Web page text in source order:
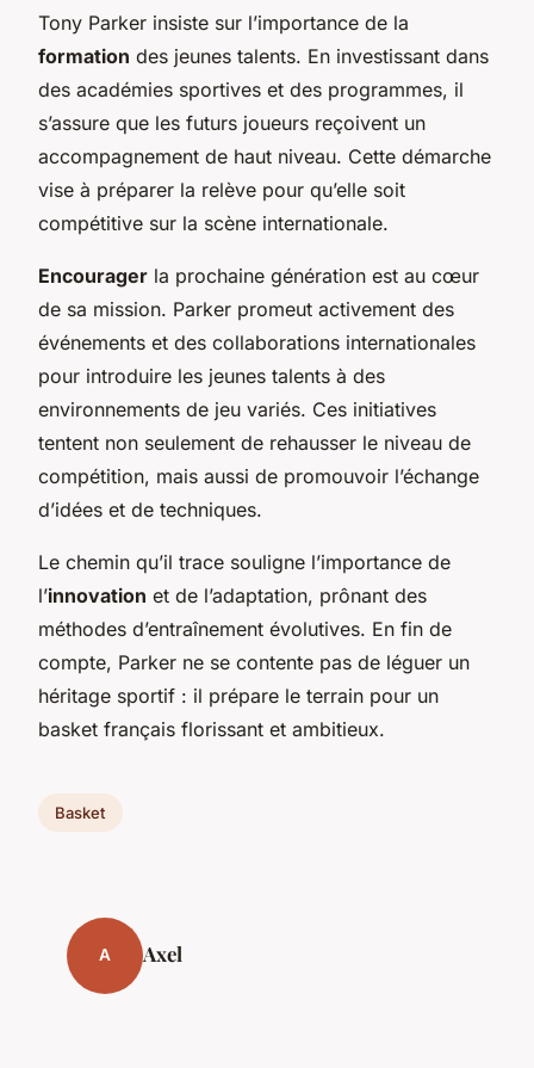
Tony Parker insiste sur l’importance de la
formation des jeunes talents. En investissant dans
des académies sportives et des programmes, il
s’assure que les futurs joueurs reçoivent un
accompagnement de haut niveau. Cette démarche
vise à préparer la relève pour qu’elle soit
compétitive sur la scène internationale.
Encourager la prochaine génération est au cœur
de sa mission. Parker promeut activement des
événements et des collaborations internationales
pour introduire les jeunes talents à des
environnements de jeu variés. Ces initiatives
tentent non seulement de rehausser le niveau de
compétition, mais aussi de promouvoir l’échange
d’idées et de techniques.
Le chemin qu’il trace souligne l’importance de
l’innovation et de l’adaptation, prônant des
méthodes d’entraînement évolutives. En fin de
compte, Parker ne se contente pas de léguer un
héritage sportif : il prépare le terrain pour un
basket français florissant et ambitieux.
Basket
A Axel